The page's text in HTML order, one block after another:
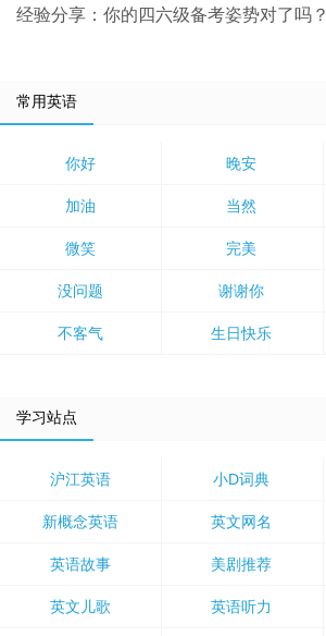
经验分享：你的四六级备考姿势对了吗？
常用英语
你好 晚安
加油 当然
微笑 完美
没问题 谢谢你
不客气 生日快乐
学习站点
沪江英语 小D词典
新概念英语 英文网名
英语故事 美剧推荐
英文儿歌 英语听力